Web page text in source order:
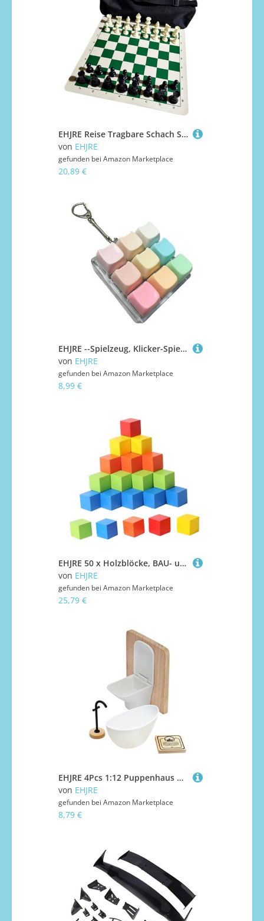
EHJRE Reise Tragbare Schach Set Erwachsene Kinder Pädagogisches Spielzeug Schach Brettspiel Set
von EHJRE
gefunden bei Amazon Marketplace
20,89 €
EHJRE --Spielzeug, Klicker-Spielzeug, entspannender Würfel, lustig, kompakt, mit Schlüsselanhänger, 9 Tasten, Regenbogenbär
von EHJRE
gefunden bei Amazon Marketplace
8,99 €
EHJRE 50 x Holzblöcke, BAU- und Stapelblöcke, Mini- und Unterrichtsmaterialien, Puzzle, kleine Würfel, Mathe-Sortierspielzeug für ab 3 Jahren, Bunt, L
von EHJRE
gefunden bei Amazon Marketplace
25,79 €
EHJRE 4Pcs 1:12 Puppenhaus Badezimmer Set Toilette Geburtstag Geschenke Simulation Zubehör Puppenhaus Miniatur Möbel
von EHJRE
gefunden bei Amazon Marketplace
8,79 €